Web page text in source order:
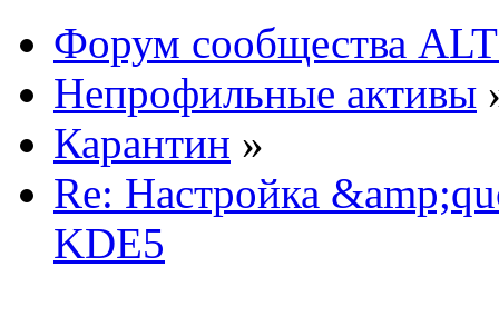
Форум сообщества
Непрофильные активы
Карантин »
Re: Настройка
KDE5